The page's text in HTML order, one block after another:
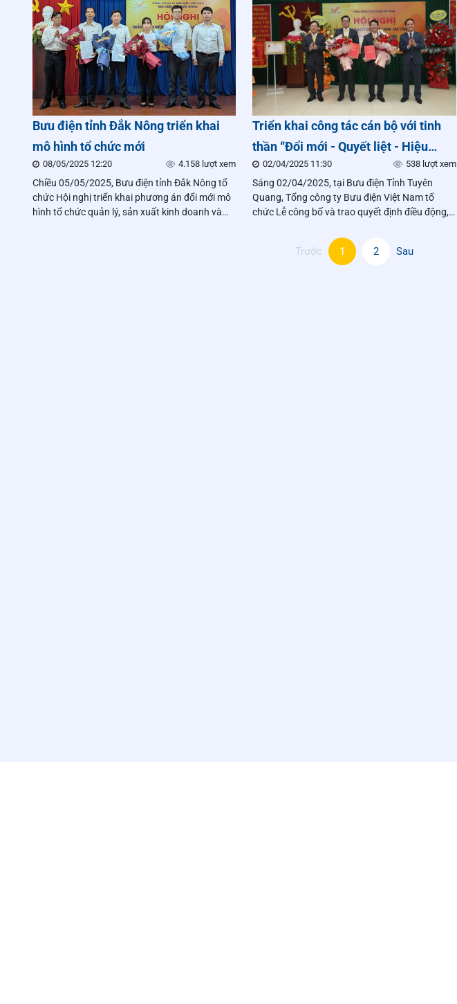
tiêu dùng.
Bưu điện tỉnh Đắk Nông triển khai
mô hình tổ chức mới
08/05/2025 12:20 4.158 lượt xem
Chiều 05/05/2025, Bưu điện tỉnh Đắk Nông tổ
chức Hội nghị triển khai phương án đổi mới mô
hình tổ chức quản lý, sản xuất kinh doanh và
Triển khai công tác cán bộ với tinh
thần “Đổi mới - Quyết liệt - Hiệu
quả”
02/04/2025 11:30 538 lượt xem
Sáng 02/04/2025, tại Bưu điện Tỉnh Tuyên
Quang, Tổng công ty Bưu điện Việt Nam tổ
chức Lễ công bố và trao quyết định điều động,
chỉ là hoạt động kiện toàn tổ chức, mà còn thể
hiện rõ quan điểm chỉ đạo xuyên suốt của Tổng
Trước 1 2 Sau